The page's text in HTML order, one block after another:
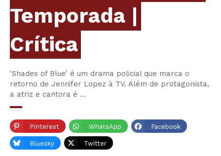
Temporada |
Crítica
'Shades of Blue' é um drama policial que marca o
retorno de Jennifer Lopez à TV. Além de protagonista,
a atriz e cantora é …
Pinterest WhatsApp Facebook
Bluesky Twitter